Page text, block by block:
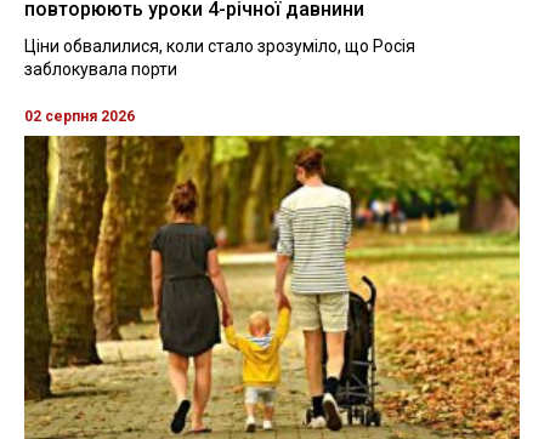
повторюють уроки 4-річної давнини
Ціни обвалилися, коли стало зрозуміло, що Росія
заблокувала порти
02 серпня 2026